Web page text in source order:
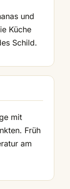
und
Küche
Schild.
mit
Früh
am